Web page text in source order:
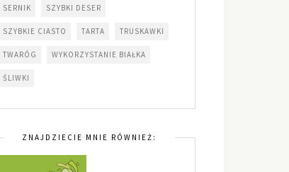
SERNIK SZYBKI DESER
SZYBKIE CIASTO TARTA TRUSKAWKI
TWARÓG WYKORZYSTANIE BIAŁKA
ŚLIWKI
ZNAJDZIECIE MNIE RÓWNIEŻ: